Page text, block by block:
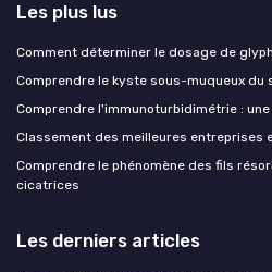
Les plus lus
Comment déterminer le dosage de
Comprendre le kyste sous-muqueux du
Comprendre l'immunoturbidimétrie :
Classement des meilleures entreprises
Comprendre le phénomène des fils
cicatrices
Les derniers articles